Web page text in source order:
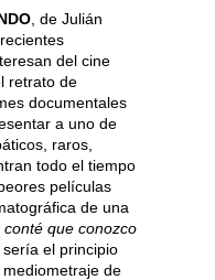
, de Julián
del cine
retrato de
documentales
a uno de
raros,
todo el tiempo
películas
de una
conté que conozco
sería el principio
de